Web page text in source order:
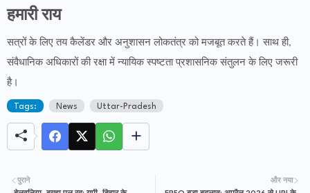
हमारी राय
सत्रों के लिए तय कैलेंडर और अनुशासन लोकतंत्र को मजबूत करते हैं। साथ ही,
संवैधानिक अधिकारों की रक्षा में न्यायिक स्पष्टता प्रशासनिक संतुलन के लिए जरूरी
है।
Tags: News Uttar-Pradesh
और नया
पुराने